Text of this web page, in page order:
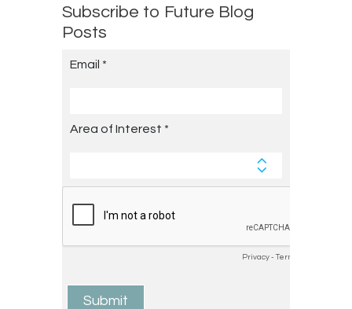
Subscribe to Future Blog
Posts